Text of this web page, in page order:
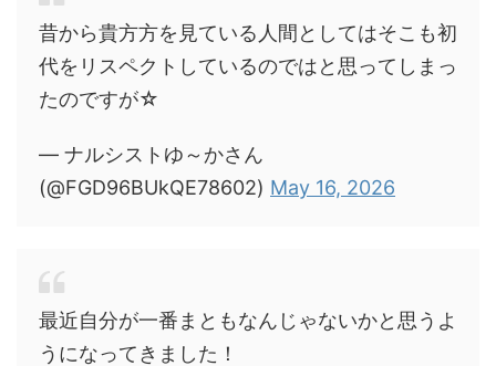
昔から貴方方を見ている人間としてはそこも初
代をリスペクトしているのではと思ってしまっ
たのですが☆
— ナルシストゆ～かさん
(@FGD96BUkQE78602) May 16, 2026
最近自分が一番まともなんじゃないかと思うよ
うになってきました！